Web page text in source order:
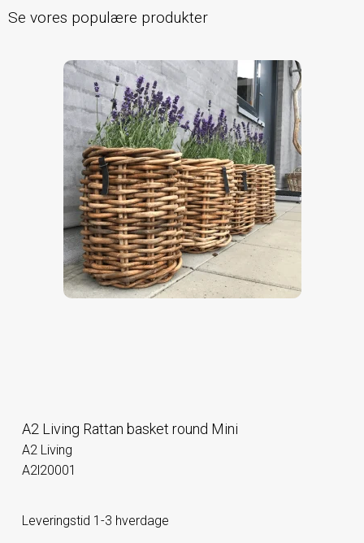
Se vores populære produkter
A2 Living Rattan basket round Mini
A2 Living
A2l20001
Leveringstid 1-3 hverdage